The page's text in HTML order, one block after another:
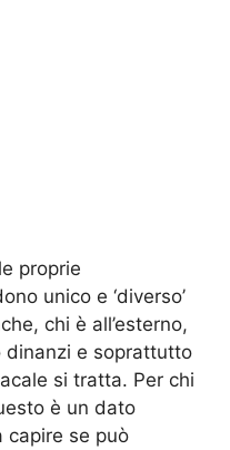
proprie
unico e ‘diverso’
chi è all’esterno,
dinanzi e soprattutto
si tratta. Per chi
è un dato
capire se può